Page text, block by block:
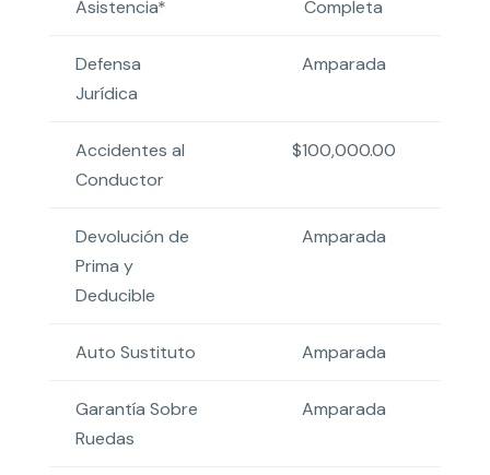
Asistencia* Completa
Defensa
Jurídica
Amparada
Accidentes al
Conductor
$100,000.00
Devolución de
Prima y
Deducible
Amparada
Auto Sustituto Amparada
Garantía Sobre
Ruedas
Amparada